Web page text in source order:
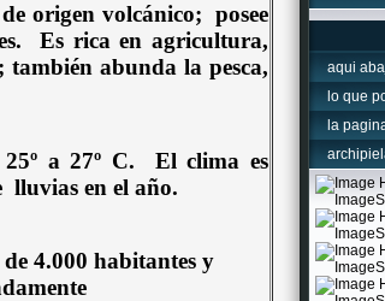
origen volcánico; posee
Es rica en agricultura,
también abunda la pesca,
a 27º C.
El clima es
lluvias en el año.
4.000 habitantes y
aqui
lo que
la